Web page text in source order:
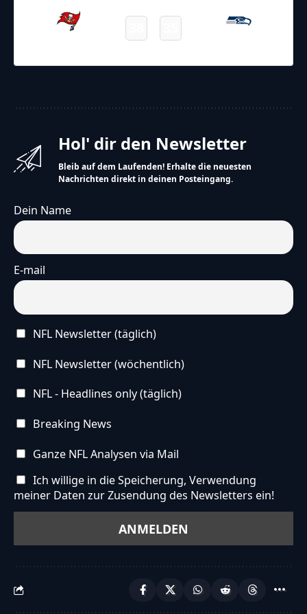
Hol' dir den Newsletter
Bleib auf dem Laufenden! Erhalte die neuesten
Nachrichten direkt in deinen Posteingang.
Dein Name
E-mail
NFL Newsletter (täglich)
NFL Newsletter (wöchentlich)
NFL - Headlines only (täglich)
Breaking News
Ganze NFL Analysen via Mail
Ich willige in die Speicherung, Verwendung
meiner Daten zur Zusendung des Newsletters ein!